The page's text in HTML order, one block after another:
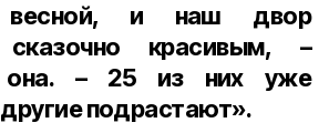
весной, и наш двор
сказочно красивым, –
она. – 25 из них уже
подрастают».